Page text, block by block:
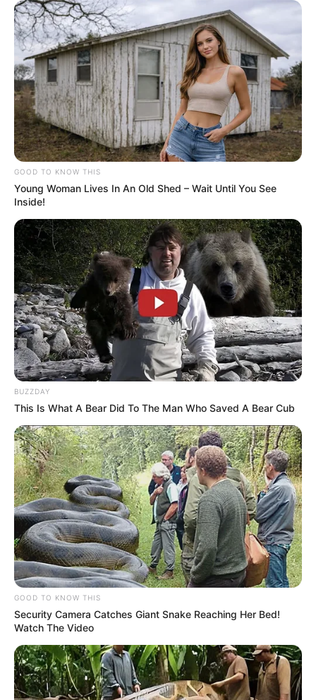
GOOD TO KNOW THIS
Young Woman Lives In An Old Shed – Wait Until You See
Inside!
BUZZDAY
This Is What A Bear Did To The Man Who Saved A Bear Cub
GOOD TO KNOW THIS
Security Camera Catches Giant Snake Reaching Her Bed!
Watch The Video